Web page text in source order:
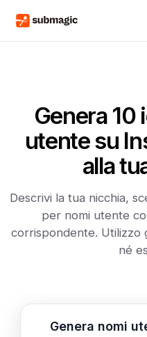
Genera 10
utente su
alla
Descrivi la tua nicchia,
per nomi utente
corrispondente. Utilizzo
né
Genera nomi